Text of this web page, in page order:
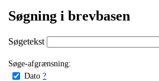
Søgning i brevbasen
Søgetekst
Søge-afgrænsning:
Dato ?